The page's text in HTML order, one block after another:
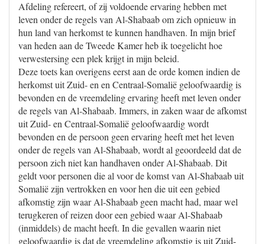
Afdeling refereert, of zij voldoende ervaring hebben met
leven onder de regels van Al-Shabaab om zich opnieuw in
hun land van herkomst te kunnen handhaven. In mijn brief
van heden aan de Tweede Kamer heb ik toegelicht hoe
verwestersing een plek krijgt in mijn beleid.
Deze toets kan overigens eerst aan de orde komen indien de
herkomst uit Zuid- en en Centraal-Somalië geloofwaardig is
bevonden en de vreemdeling ervaring heeft met leven onder
de regels van Al-Shabaab. Immers, in zaken waar de afkomst
uit Zuid- en Centraal-Somalië geloofwaardig wordt
bevonden en de persoon geen ervaring heeft met het leven
onder de regels van Al-Shabaab, wordt al geoordeeld dat de
persoon zich niet kan handhaven onder Al-Shabaab. Dit
geldt voor personen die al voor de komst van Al-Shabaab uit
Somalië zijn vertrokken en voor hen die uit een gebied
afkomstig zijn waar Al-Shabaab geen macht had, maar wel
terugkeren of reizen door een gebied waar Al-Shabaab
(inmiddels) de macht heeft. In die gevallen waarin niet
geloofwaardig is dat de vreemdeling afkomstig is uit Zuid-